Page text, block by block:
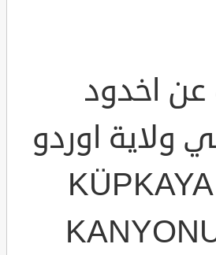
اخدود
ولاية اوردو
الساحلية KÜPKAYA